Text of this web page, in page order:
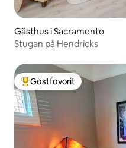
Gästhus i Sacramento
Stugan på Hendricks
Populär gästfavorit
Gästfavorit